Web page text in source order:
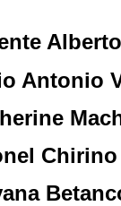
Antonio
Chirino